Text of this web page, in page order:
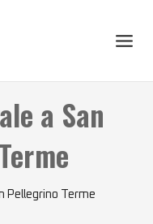
a San
Pellegrino Terme